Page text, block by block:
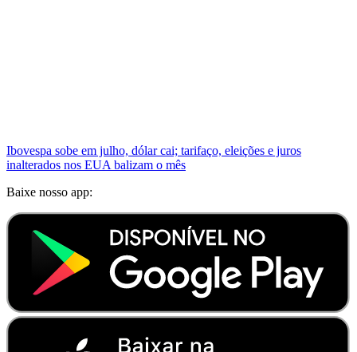
Ibovespa sobe em julho, dólar cai; tarifaço, eleições e juros
inalterados nos EUA balizam o mês
Baixe nosso app: